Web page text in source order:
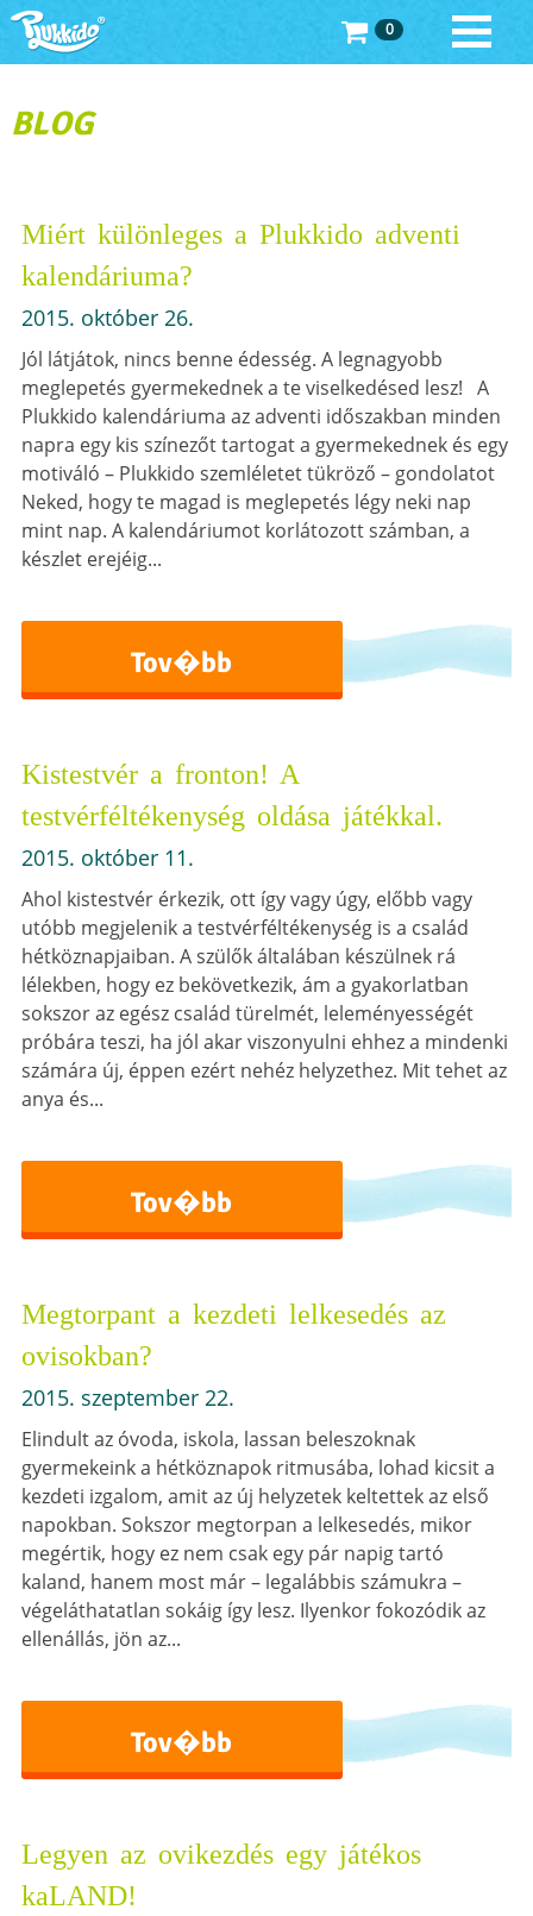
0
BLOG
Miért különleges a Plukkido adventi
kalendáriuma?
2015. október 26.
Jól látjátok, nincs benne édesség. A legnagyobb
meglepetés gyermekednek a te viselkedésed lesz! A
Plukkido kalendáriuma az adventi időszakban minden
napra egy kis színezőt tartogat a gyermekednek és egy
motiváló – Plukkido szemléletet tükröző – gondolatot
Neked, hogy te magad is meglepetés légy neki nap
mint nap. A kalendáriumot korlátozott számban, a
készlet erejéig...
Tov�bb
Kistestvér a fronton! A
testvérféltékenység oldása játékkal.
2015. október 11.
Ahol kistestvér érkezik, ott így vagy úgy, előbb vagy
utóbb megjelenik a testvérféltékenység is a család
hétköznapjaiban. A szülők általában készülnek rá
lélekben, hogy ez bekövetkezik, ám a gyakorlatban
sokszor az egész család türelmét, leleményességét
próbára teszi, ha jól akar viszonyulni ehhez a mindenki
számára új, éppen ezért nehéz helyzethez. Mit tehet az
anya és...
Tov�bb
Megtorpant a kezdeti lelkesedés az
ovisokban?
2015. szeptember 22.
Elindult az óvoda, iskola, lassan beleszoknak
gyermekeink a hétköznapok ritmusába, lohad kicsit a
kezdeti izgalom, amit az új helyzetek keltettek az első
napokban. Sokszor megtorpan a lelkesedés, mikor
megértik, hogy ez nem csak egy pár napig tartó
kaland, hanem most már – legalábbis számukra –
végeláthatatlan sokáig így lesz. Ilyenkor fokozódik az
ellenállás, jön az...
Tov�bb
Legyen az ovikezdés egy játékos
kaLAND!